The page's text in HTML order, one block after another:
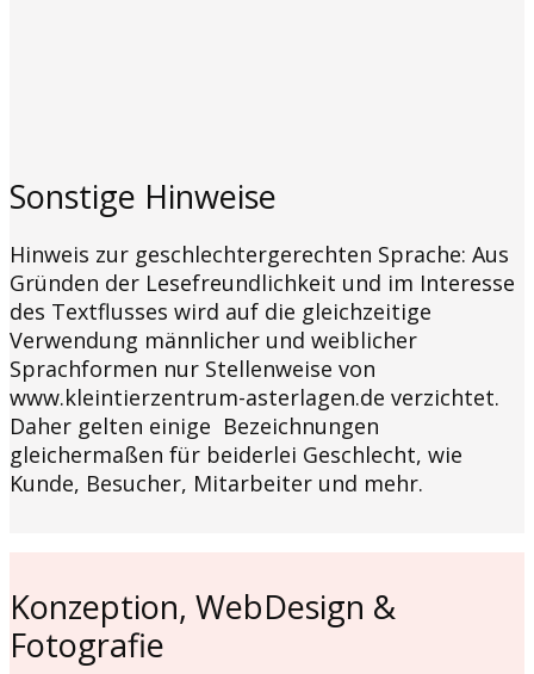
Sonstige Hinweise
Hinweis zur geschlechtergerechten Sprache: Aus
Gründen der Lesefreundlichkeit und im Interesse
des Textflusses wird auf die gleichzeitige
Verwendung männlicher und weiblicher
Sprachformen nur Stellenweise von
www.kleintierzentrum-asterlagen.de verzichtet.
Daher gelten einige Bezeichnungen
gleichermaßen für beiderlei Geschlecht, wie
Kunde, Besucher, Mitarbeiter und mehr.
Konzeption, WebDesign &
Fotografie